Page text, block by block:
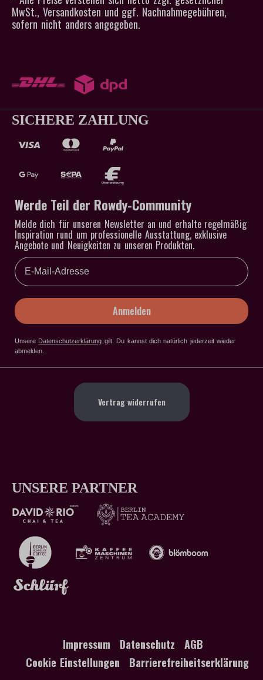
MwSt., Versandkosten und ggf. Nachnahmegebühren,
sofern nicht anders angegeben.
SICHERE ZAHLUNG
Werde Teil der Rowdy-Community
Melde dich für unseren Newsletter an und erhalte regelmäßig
Inspiration rund um professionelle Ausstattung, exklusive
Angebote und Neuigkeiten zu unseren Produkten.
Email
Anmelden
Unsere Datenschutzerklärung gilt. Du kannst dich natürlich jederzeit wieder
abmelden.
Vertrag widerrufen
UNSERE PARTNER
Impressum Datenschutz
AGB
Cookie Einstellungen
Barrierefreiheitserklärung